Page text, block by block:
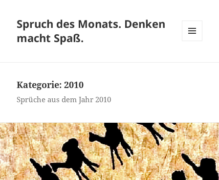
Spruch des Monats. Denken
macht Spaß.
Kategorie:2010
Sprüche aus dem Jahr 2010